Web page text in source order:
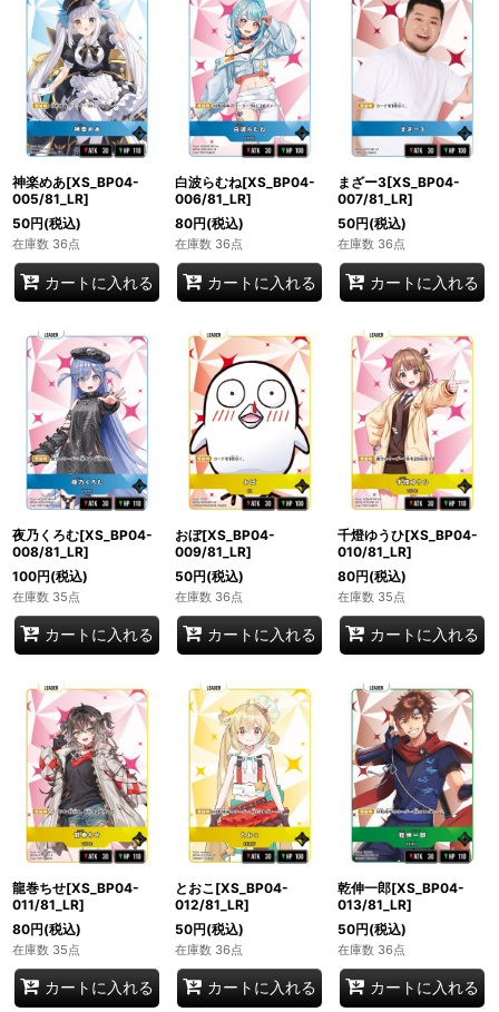
神楽めあ[XS_BP04-
005/81_LR]
50円(税込)
在庫数 36点
カートに入れる
白波らむね[XS_BP04-
006/81_LR]
80円(税込)
在庫数 36点
カートに入れる
まざー3[XS_BP04-
007/81_LR]
50円(税込)
在庫数 36点
カートに入れる
夜乃くろむ[XS_BP04-
008/81_LR]
100円(税込)
在庫数 35点
カートに入れる
おぼ[XS_BP04-
009/81_LR]
50円(税込)
在庫数 36点
カートに入れる
千燈ゆうひ[XS_BP04-
010/81_LR]
80円(税込)
在庫数 35点
カートに入れる
龍巻ちせ[XS_BP04-
011/81_LR]
80円(税込)
在庫数 35点
カートに入れる
とおこ[XS_BP04-
012/81_LR]
50円(税込)
在庫数 36点
カートに入れる
乾伸一郎[XS_BP04-
013/81_LR]
50円(税込)
在庫数 36点
カートに入れる